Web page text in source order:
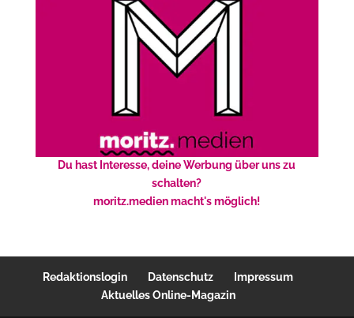
Du hast Interesse, deine Werbung über uns zu
schalten?
moritz.medien macht's möglich!
Redaktionslogin Datenschutz
Impressum
Aktuelles Online-Magazin